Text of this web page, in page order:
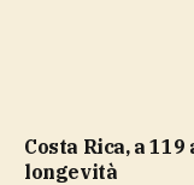
Costa Rica, a 119 anni punta al record mondiale di
longevità